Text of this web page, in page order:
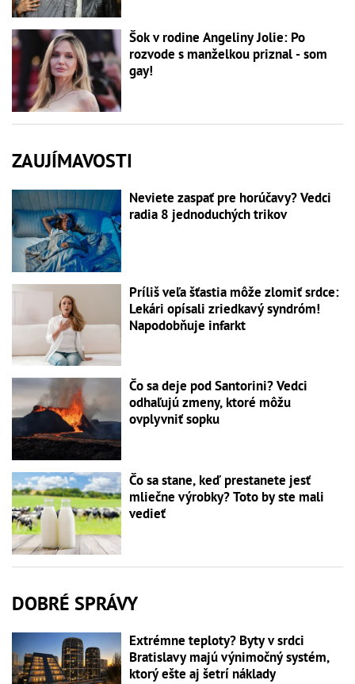
Šok v rodine Angeliny Jolie: Po
rozvode s manželkou priznal - som
gay!
ZAUJÍMAVOSTI
Neviete zaspať pre horúčavy? Vedci
radia 8 jednoduchých trikov
Príliš veľa šťastia môže zlomiť srdce:
Lekári opísali zriedkavý syndróm!
Napodobňuje infarkt
Čo sa deje pod Santorini? Vedci
odhaľujú zmeny, ktoré môžu
ovplyvniť sopku
Čo sa stane, keď prestanete jesť
mliečne výrobky? Toto by ste mali
vedieť
DOBRÉ SPRÁVY
Extrémne teploty? Byty v srdci
Bratislavy majú výnimočný systém,
ktorý ešte aj šetrí náklady